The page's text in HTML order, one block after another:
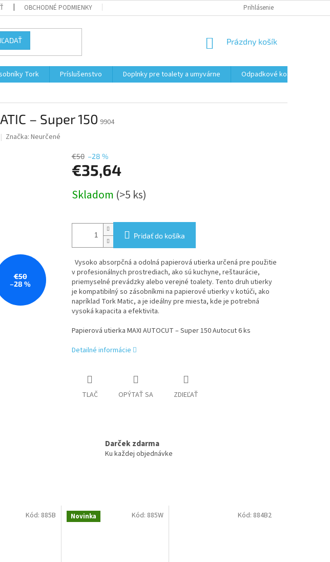
OBCHODNÉ PODMIENKY FORMULÁR NA
Prihlásenie
NÁKUPNÝ
Prázdny košík
Tork Príslušenstvo Doplnky pre toalety a umyvárne Odpadkové koše
– Super 150 9904
Značka:Neurčené
€50
–28 %
€50 –28 %
€35,64
cena:
Skladom (>5 ks)
Pridať do košíka
Vysoko absorpčná a odolná papierová utierka určená pre použitie
v profesionálnych prostrediach, ako sú kuchyne, reštaurácie,
priemyselné prevádzky alebo verejné toalety. Tento druh utierky
je kompatibilný so zásobníkmi na papierové utierky v kotúči, ako
napríklad Tork Matic, a je ideálny pre miesta, kde je potrebná
vysoká kapacita a efektivita.
Papierová utierka MAXI AUTOCUT – Super 150 Autocut 6 ks
Detailné informácie
TLAČ OPÝTAŤ SA ZDIEĽAŤ
Darček zdarma
Ku každej objednávke
Kód: 885B Novinka Kód: 885W Kód: 884B2